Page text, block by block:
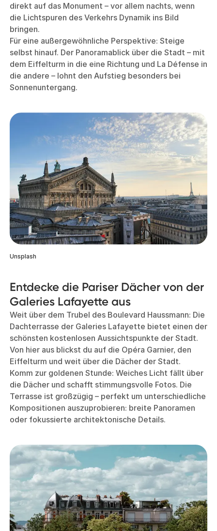
direkt auf das Monument – vor allem nachts, wenn
die Lichtspuren des Verkehrs Dynamik ins Bild
bringen.
Für eine außergewöhnliche Perspektive: Steige
selbst hinauf. Der Panoramablick über die Stadt – mit
dem Eiffelturm in die eine Richtung und La Défense in
die andere – lohnt den Aufstieg besonders bei
Sonnenuntergang.
Unsplash
Entdecke die Pariser Dächer von der
Galeries Lafayette aus
Weit über dem Trubel des Boulevard Haussmann: Die
Dachterrasse der Galeries Lafayette bietet einen der
schönsten kostenlosen Aussichtspunkte der Stadt.
Von hier aus blickst du auf die Opéra Garnier, den
Eiffelturm und weit über die Dächer der Stadt.
Komm zur goldenen Stunde: Weiches Licht fällt über
die Dächer und schafft stimmungsvolle Fotos. Die
Terrasse ist großzügig – perfekt um unterschiedliche
Kompositionen auszuprobieren: breite Panoramen
oder fokussierte architektonische Details.